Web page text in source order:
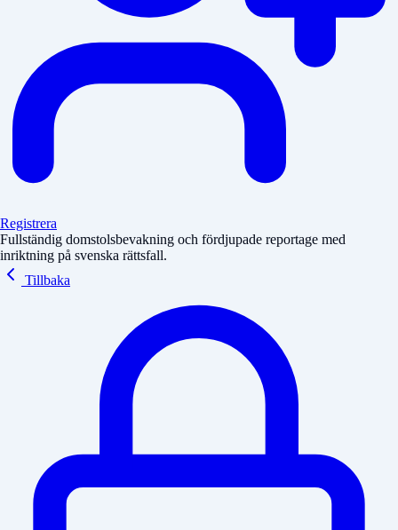
Registrera
Fullständig domstolsbevakning och fördjupade reportage med
inriktning på svenska rättsfall.
Tillbaka